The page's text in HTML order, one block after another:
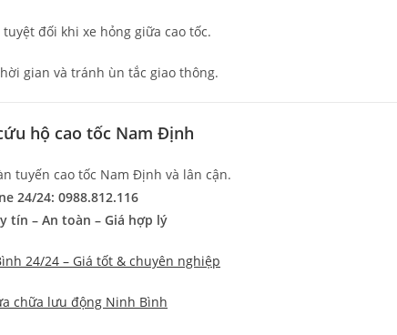
đối khi xe hỏng giữa cao tốc.
gian và tránh ùn tắc giao thông.
hộ cao tốc Nam Định
tuyến cao tốc Nam Định và lân cận.
24/24: 0988.812.116
tín – An toàn – Giá hợp lý
24/24 – Giá tốt & chuyên nghiệp
chữa lưu động Ninh Bình